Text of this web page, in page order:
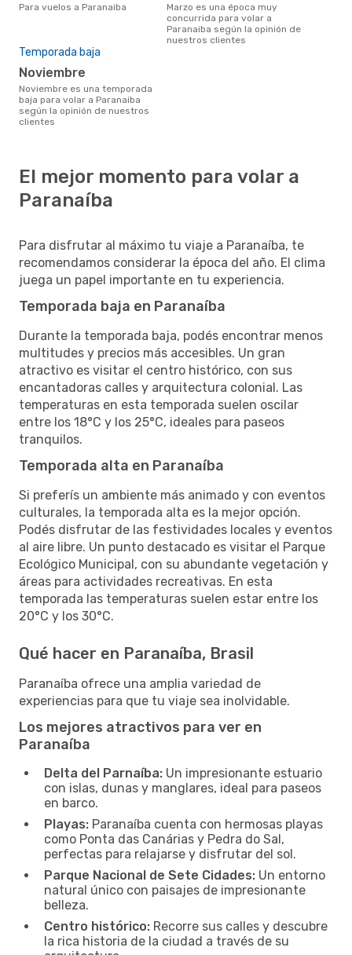
Para vuelos a Paranaiba
marzo es una época muy
concurrida para volar a
Paranaiba según la opinión de
nuestros clientes
Temporada baja
noviembre
noviembre es una temporada
baja para volar a Paranaiba
según la opinión de nuestros
clientes
El mejor momento para volar a
Paranaíba
Para disfrutar al máximo tu viaje a Paranaíba, te
recomendamos considerar la época del año. El clima
juega un papel importante en tu experiencia.
Temporada baja en Paranaíba
Durante la temporada baja, podés encontrar menos
multitudes y precios más accesibles. Un gran
atractivo es visitar el centro histórico, con sus
encantadoras calles y arquitectura colonial. Las
temperaturas en esta temporada suelen oscilar
entre los 18°C y los 25°C, ideales para paseos
tranquilos.
Temporada alta en Paranaíba
Si preferís un ambiente más animado y con eventos
culturales, la temporada alta es la mejor opción.
Podés disfrutar de las festividades locales y eventos
al aire libre. Un punto destacado es visitar el Parque
Ecológico Municipal, con su abundante vegetación y
áreas para actividades recreativas. En esta
temporada las temperaturas suelen estar entre los
20°C y los 30°C.
Qué hacer en Paranaíba, Brasil
Paranaíba ofrece una amplia variedad de
experiencias para que tu viaje sea inolvidable.
Los mejores atractivos para ver en
Paranaíba
Delta del Parnaíba: Un impresionante estuario
con islas, dunas y manglares, ideal para paseos
en barco.
Playas: Paranaíba cuenta con hermosas playas
como Ponta das Canárias y Pedra do Sal,
perfectas para relajarse y disfrutar del sol.
Parque Nacional de Sete Cidades: Un entorno
natural único con paisajes de impresionante
belleza.
Centro histórico: Recorre sus calles y descubre
la rica historia de la ciudad a través de su